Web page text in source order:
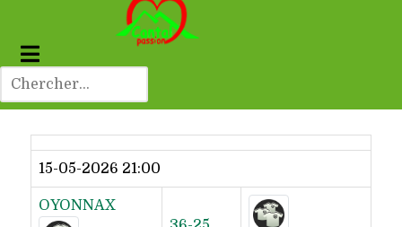
Dernier résultat
15-05-2026 21:00
OYONNAX